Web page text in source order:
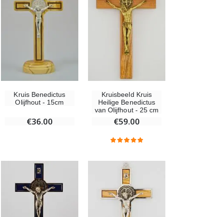
Kruis Benedictus
Olijfhout - 15cm
€36.00
Kruisbeeld Kruis
Heilige Benedictus
van Olijfhout - 25 cm
€59.00
€21.90
€12.90
€130.00